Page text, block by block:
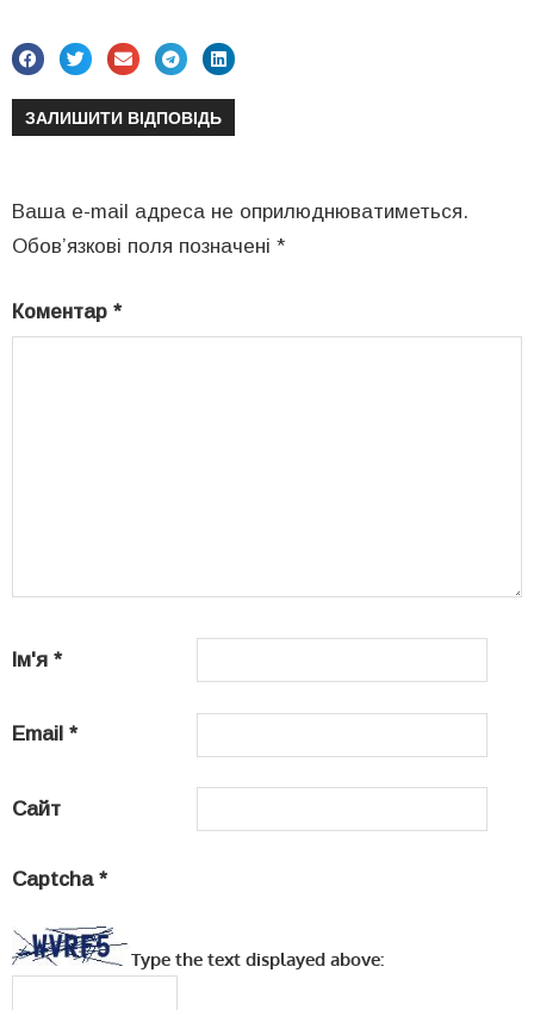
ЗАЛИШИТИ ВІДПОВІДЬ
Ваша e-mail адреса не оприлюднюватиметься.
Обов’язкові поля позначені *
Коментар *
Ім'я *
Email *
Сайт
Captcha *
Type the text displayed above: